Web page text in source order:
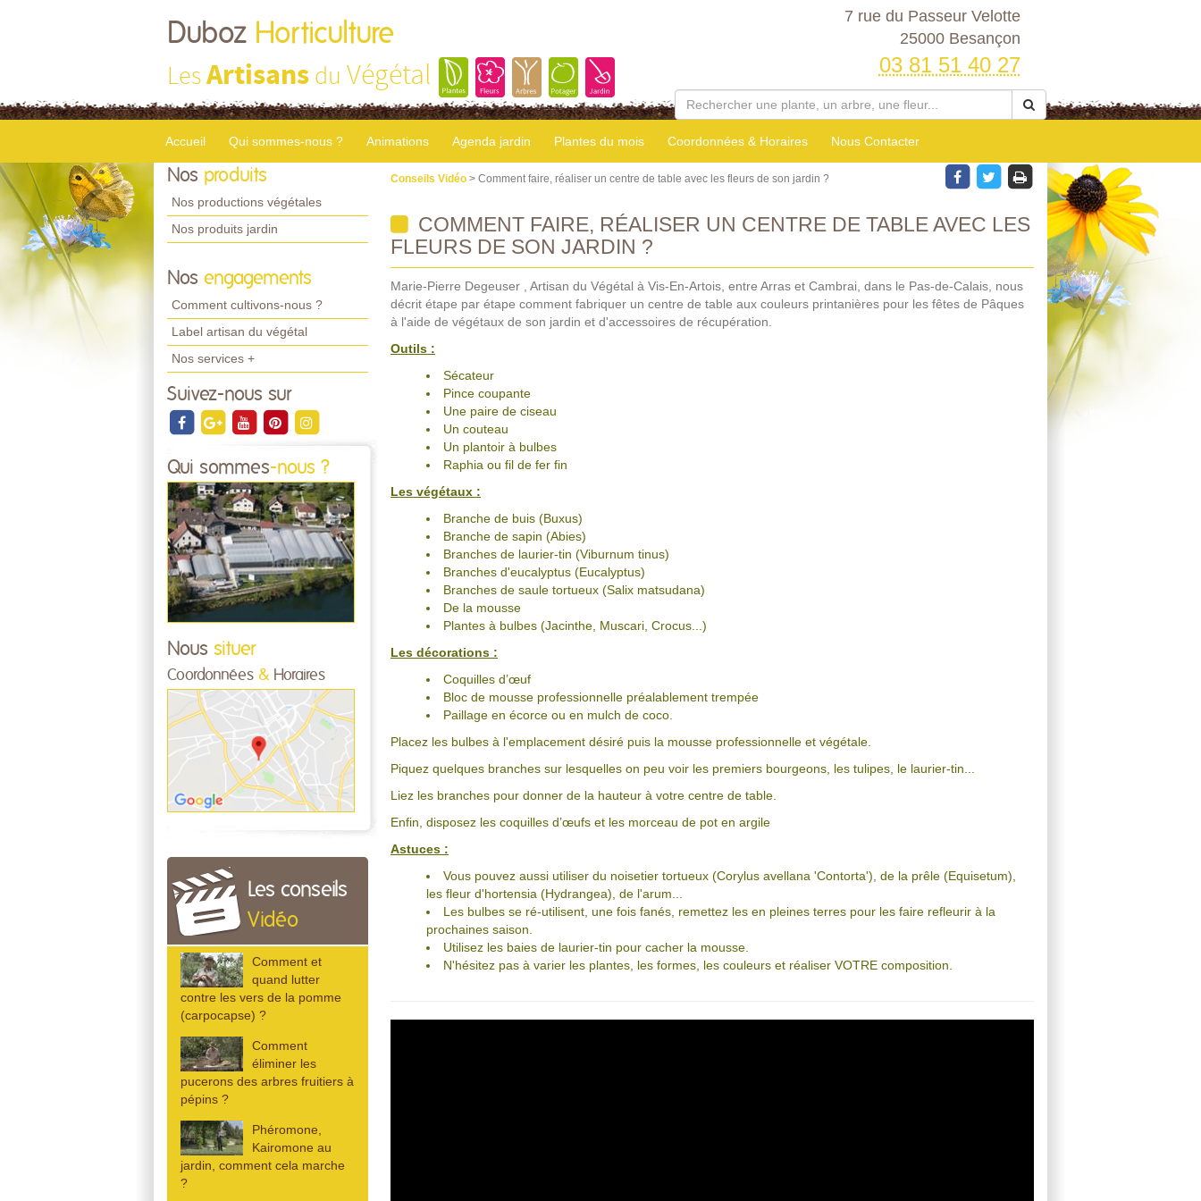
Duboz Horticulture
LesArtisans du Végétal
7 rue du Passeur Velotte
25000 Besançon
03 81 51 40 27
Accueil Qui sommes-nous ? Animations Agenda jardin Plantes du mois Coordonnées & Horaires Nous Contacter
Nos produits
Nos productions végétales
Nos produits jardin
Nos engagements
Comment cultivons-nous ?
Label artisan du végétal
Nos services +
Suivez-nous sur
Qui sommes-nous ?
Nous situer
Coordonnées & Horaires
Les conseils
Vidéo
Comment et
quand lutter
contre les vers de la pomme
(carpocapse) ?
Comment
éliminer les
pucerons des arbres fruitiers à
pépins ?
Phéromone,
Kairomone au
jardin, comment cela marche
?
Conseils Vidéo > Comment faire, réaliser un centre de table avec les fleurs de son jardin ?
COMMENT FAIRE, RÉALISER UN CENTRE DE TABLE AVEC LES
FLEURS DE SON JARDIN ?
Marie-Pierre Degeuser , Artisan du Végétal à Vis-En-Artois, entre Arras et Cambrai, dans le Pas-de-Calais, nous
décrit étape par étape comment fabriquer un centre de table aux couleurs printanières pour les fêtes de Pâques
à l'aide de végétaux de son jardin et d'accessoires de récupération.
Outils :
Sécateur
Pince coupante
Une paire de ciseau
Un couteau
Un plantoir à bulbes
Raphia ou fil de fer fin
Les végétaux :
Branche de buis (Buxus)
Branche de sapin (Abies)
Branches de laurier-tin (Viburnum tinus)
Branches d'eucalyptus (Eucalyptus)
Branches de saule tortueux (Salix matsudana)
De la mousse
Plantes à bulbes (Jacinthe, Muscari, Crocus...)
Les décorations :
Coquilles d’œuf
Bloc de mousse professionnelle préalablement trempée
Paillage en écorce ou en mulch de coco.
Placez les bulbes à l'emplacement désiré puis la mousse professionnelle et végétale.
Piquez quelques branches sur lesquelles on peu voir les premiers bourgeons, les tulipes, le laurier-tin...
Liez les branches pour donner de la hauteur à votre centre de table.
Enfin, disposez les coquilles d’œufs et les morceau de pot en argile
Astuces :
Vous pouvez aussi utiliser du noisetier tortueux (Corylus avellana 'Contorta'), de la prêle (Equisetum),
les fleur d'hortensia (Hydrangea), de l'arum...
Les bulbes se ré-utilisent, une fois fanés, remettez les en pleines terres pour les faire refleurir à la
prochaines saison.
Utilisez les baies de laurier-tin pour cacher la mousse.
N'hésitez pas à varier les plantes, les formes, les couleurs et réaliser VOTRE composition.